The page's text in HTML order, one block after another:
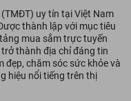
uy tín tại Việt Nam
thành lập với mục tiêu
mua sắm trực tuyến
thành địa chỉ đáng tin
đẹp, chăm sóc sức khỏe và
hiệu nổi tiếng trên thị